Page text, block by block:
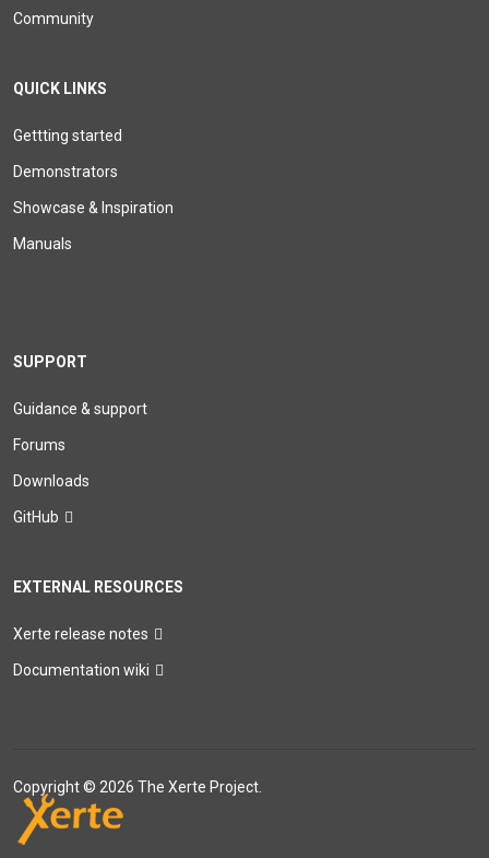
Community
QUICK LINKS
Gettting started
Demonstrators
Showcase & Inspiration
Manuals
SUPPORT
Guidance & support
Forums
Downloads
GitHub
EXTERNAL RESOURCES
Xerte release notes
Documentation wiki
Copyright © 2026 The Xerte Project.